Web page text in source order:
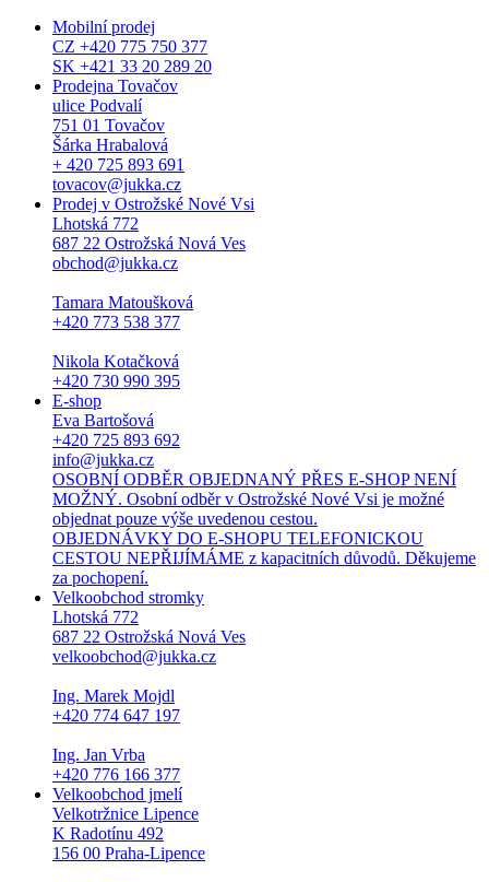
Mobilní prodej
CZ +420 775 750 377
SK +421 33 20 289 20
Prodejna Tovačov
ulice Podvalí
751 01 Tovačov
Šárka Hrabalová
+ 420 725 893 691
tovacov@jukka.cz
Prodej v Ostrožské Nové Vsi
Lhotská 772
687 22 Ostrožská Nová Ves
obchod@jukka.cz
Tamara Matoušková
+420 773 538 377
Nikola Kotačková
+420 730 990 395
E-shop
Eva Bartošová
+420 725 893 692
info@jukka.cz
OSOBNÍ ODBĚR OBJEDNANÝ PŘES E-SHOP NENÍ
MOŽNÝ. Osobní odběr v Ostrožské Nové Vsi je možné
objednat pouze výše uvedenou cestou.
OBJEDNÁVKY DO E-SHOPU TELEFONICKOU
CESTOU NEPŘIJÍMÁME z kapacitních důvodů. Děkujeme
za pochopení.
Velkoobchod stromky
Lhotská 772
687 22 Ostrožská Nová Ves
velkoobchod@jukka.cz
Ing. Marek Mojdl
+420 774 647 197
Ing. Jan Vrba
+420 776 166 377
Velkoobchod jmelí
Velkotržnice Lipence
K Radotínu 492
156 00 Praha-Lipence